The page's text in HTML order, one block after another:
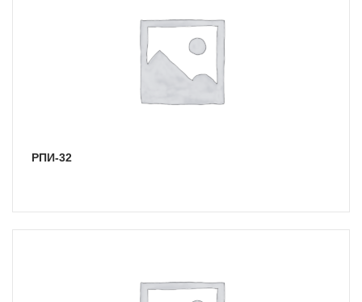
РПИ-32